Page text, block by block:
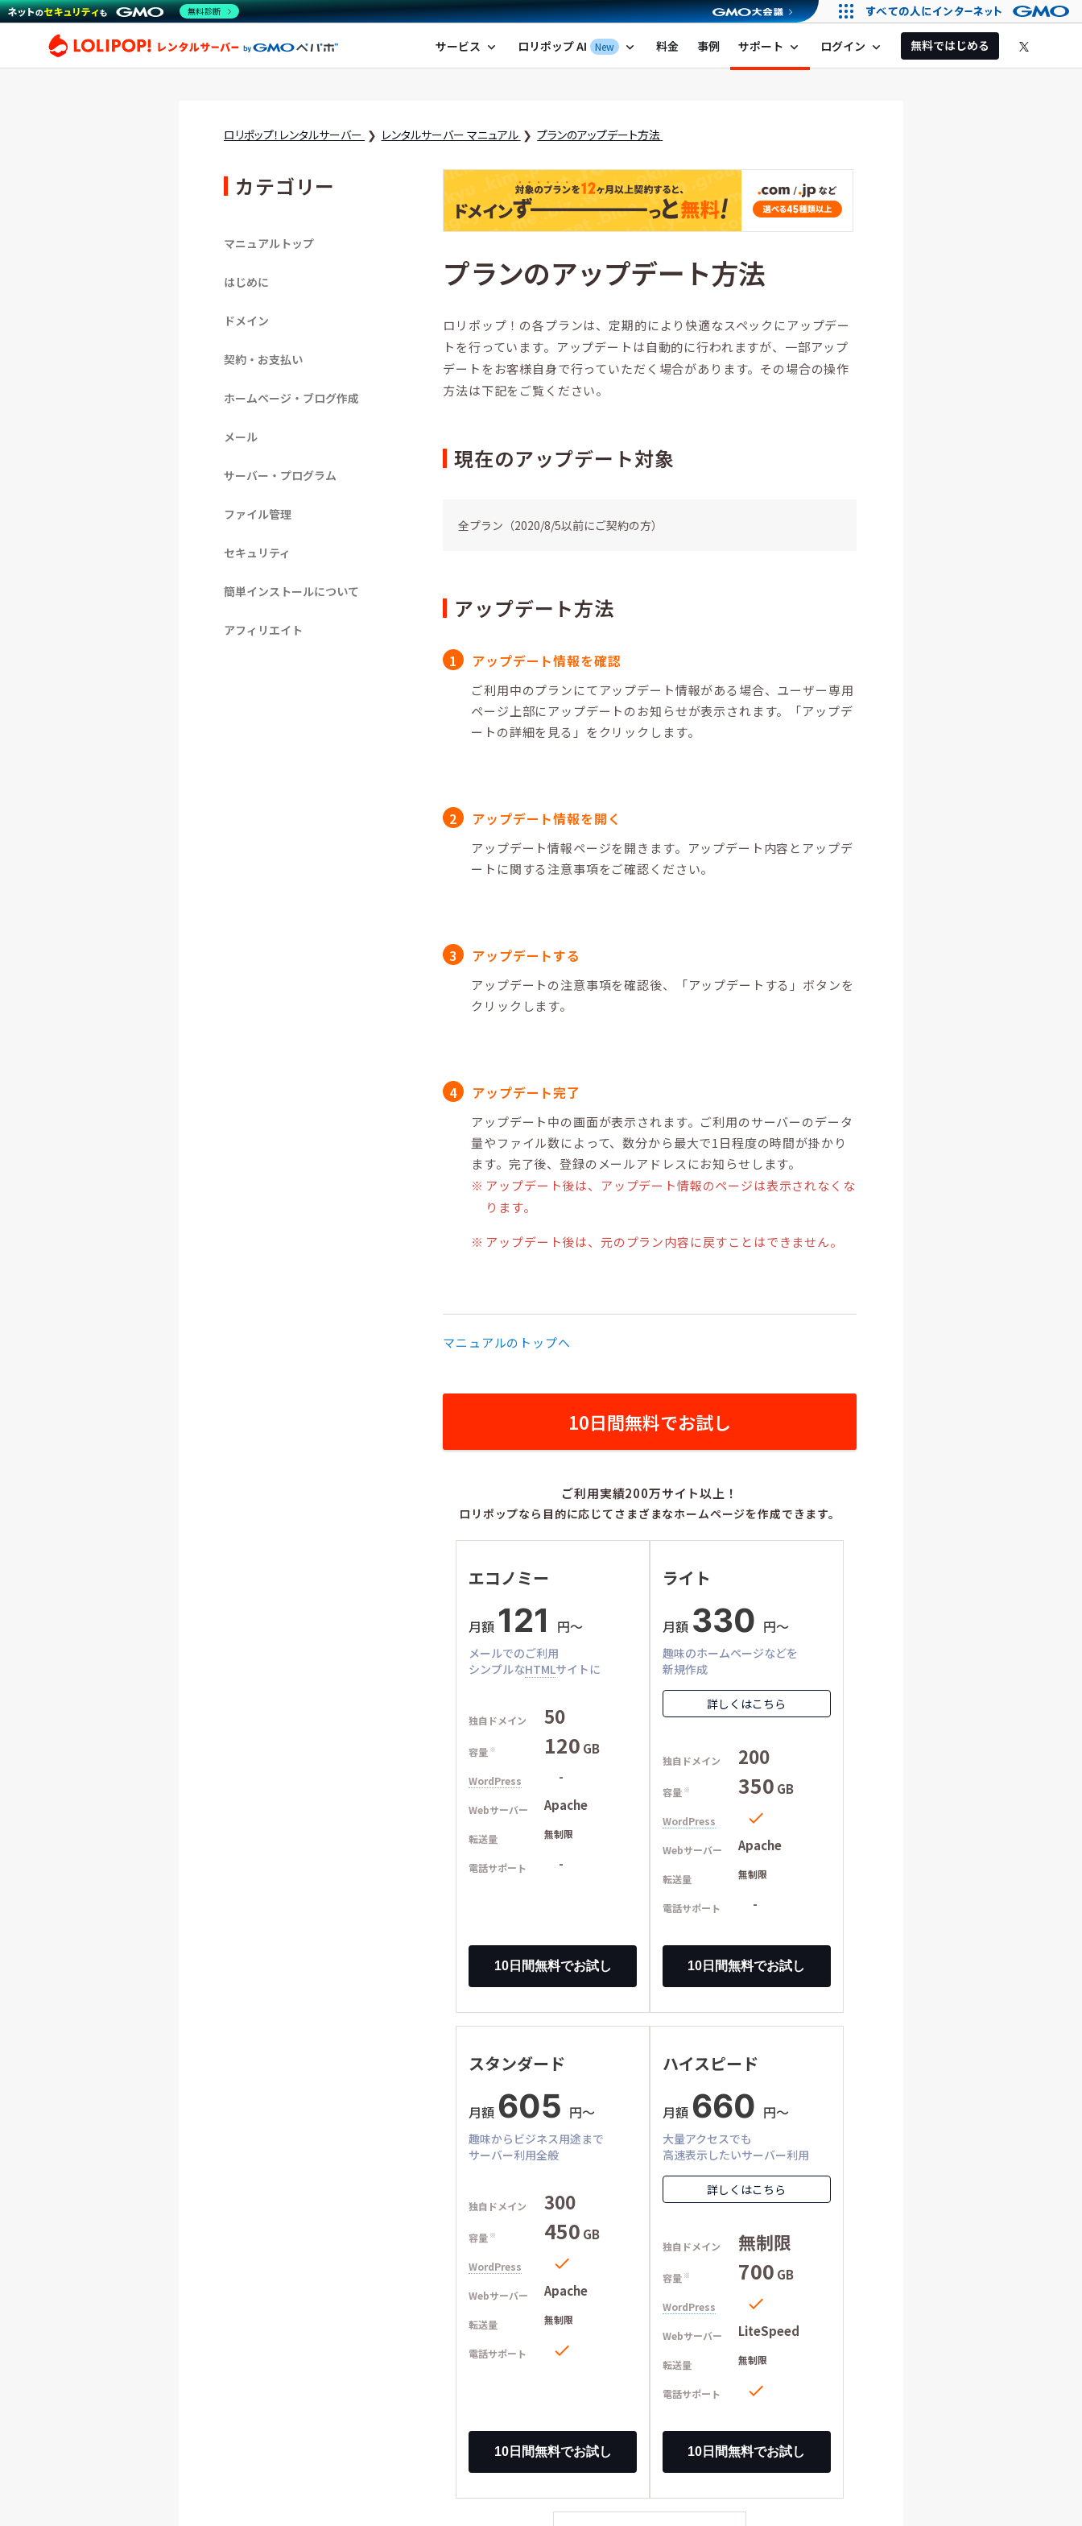
ロリポップ！レンタルサーバー by GMOペパボ
サービス expand_more ロリポップ AI New expand_more 料金 事例 サポート expand_more ログイン expand_more 無料ではじめる
ロリポップ！レンタルサーバー レンタルサーバー マニュアル プランのアップデート方法
カテゴリー
マニュアルトップ
はじめに
ドメイン
契約・お支払い
ホームページ・ブログ作成
メール
サーバー・プログラム
ファイル管理
セキュリティ
簡単インストールについて
アフィリエイト
プランのアップデート方法
ロリポップ！の各プランは、定期的により快適なスペックにアップデー
トを行っています。アップデートは自動的に行われますが、一部アップ
デートをお客様自身で行っていただく場合があります。その場合の操作
方法は下記をご覧ください。
現在のアップデート対象
全プラン（2020/8/5以前にご契約の方）
アップデート方法
アップデート情報を確認
ご利用中のプランにてアップデート情報がある場合、ユーザー専用
ページ上部にアップデートのお知らせが表示されます。「アップデ
ートの詳細を見る」をクリックします。
アップデート情報を開く
アップデート情報ページを開きます。アップデート内容とアップデ
ートに関する注意事項をご確認ください。
アップデートする
アップデートの注意事項を確認後、「アップデートする」ボタンを
クリックします。
アップデート完了
アップデート中の画面が表示されます。ご利用のサーバーのデータ
量やファイル数によって、数分から最大で1日程度の時間が掛かり
ます。完了後、登録のメールアドレスにお知らせします。
アップデート後は、アップデート情報のページは表示されなくな
ります。
アップデート後は、元のプラン内容に戻すことはできません。
マニュアルのトップへ
10日間無料でお試し
ご利用実績200万サイト以上！
ロリポップなら目的に応じてさまざまなホームページを作成できます。
エコノミー
月額 121
円〜
メールでのご利用
シンプルなHTMLサイトに
独自ドメイン 50
容量 ※ 120 GB
WordPress -
Webサーバー Apache
転送量 無制限
電話サポート -
ライト
月額 330 円〜
趣味のホームページなどを
新規作成
詳しくはこちら
独自ドメイン 200
容量 ※ 350 GB
WordPress 
Webサーバー Apache
転送量 無制限
電話サポート -
スタンダード
月額 605 円〜
趣味からビジネス用途まで
サーバー利用全般
独自ドメイン 300
容量 ※ 450 GB
WordPress 
Webサーバー Apache
転送量 無制限
電話サポート 
ハイスピード
月額 660 円〜
大量アクセスでも
高速表示したいサーバー利用
詳しくはこちら
独自ドメイン 無制限
容量 ※ 700 GB
WordPress 
Webサーバー LiteSpeed
転送量 無制限
電話サポート 
無料診断